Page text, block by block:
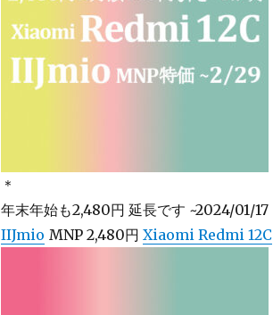
＊
年末年始も2,480円 延長です ~2024/01/17
IIJmio MNP 2,480円 Xiaomi Redmi 12C